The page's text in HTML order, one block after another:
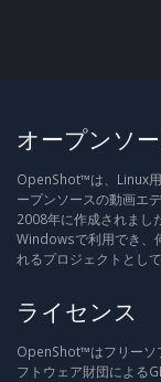
オープンソ
OpenShot™は、Linux
ープンソースの動画エ
2008年に作成されまし
Windowsで利用でき、
れるプロジェクトとし
ライセンス
OpenShot™はフリーソ
フトウェア財団による